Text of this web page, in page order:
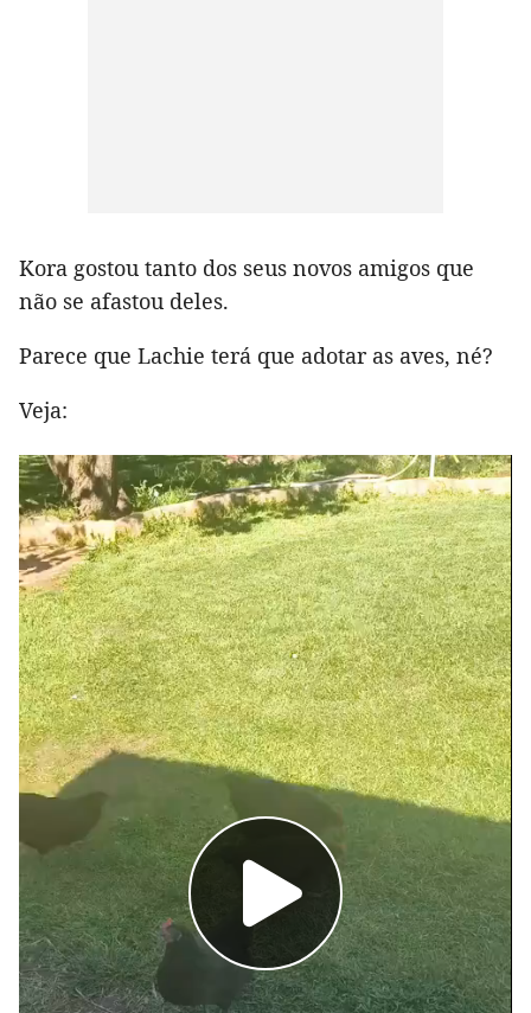
Kora gostou tanto dos seus novos amigos que
não se afastou deles.
Parece que Lachie terá que adotar as aves, né?
Veja: